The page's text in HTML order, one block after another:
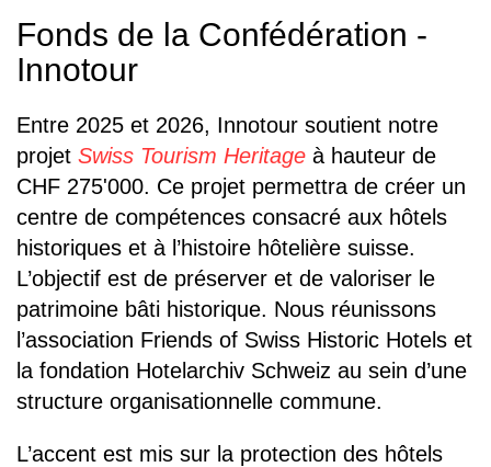
Fonds de la Confédération -
Innotour
Entre 2025 et 2026, Innotour soutient notre
projet Swiss Tourism Heritage à hauteur de
CHF 275'000. Ce projet permettra de créer un
centre de compétences consacré aux hôtels
historiques et à l’histoire hôtelière suisse.
L’objectif est de préserver et de valoriser le
patrimoine bâti historique. Nous réunissons
l’association Friends of Swiss Historic Hotels et
la fondation Hotelarchiv Schweiz au sein d’une
structure organisationnelle commune.
L’accent est mis sur la protection des hôtels